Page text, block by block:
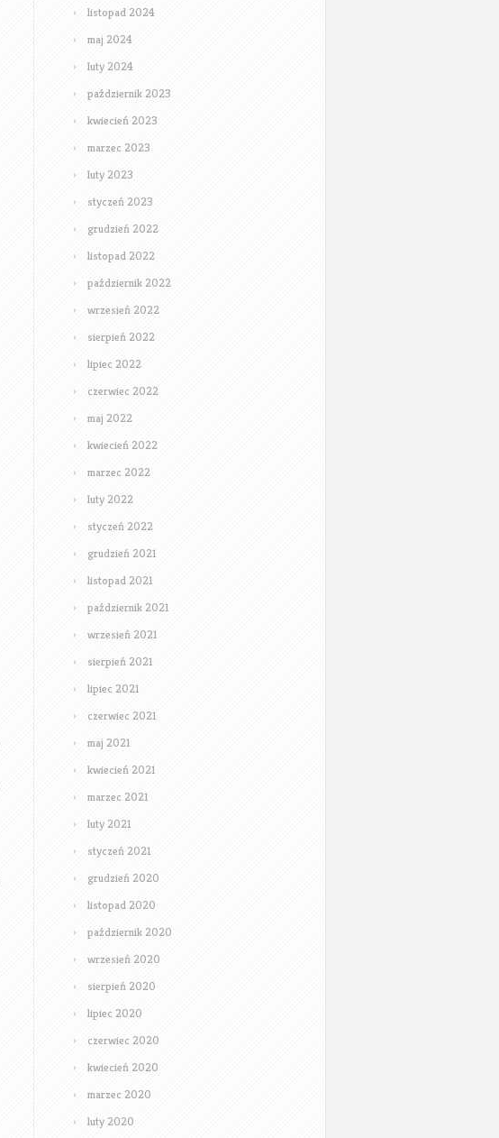
listopad 2024
maj 2024
luty 2024
październik 2023
kwiecień 2023
marzec 2023
luty 2023
styczeń 2023
grudzień 2022
listopad 2022
październik 2022
wrzesień 2022
sierpień 2022
lipiec 2022
czerwiec 2022
maj 2022
kwiecień 2022
marzec 2022
luty 2022
styczeń 2022
grudzień 2021
listopad 2021
październik 2021
wrzesień 2021
sierpień 2021
lipiec 2021
czerwiec 2021
maj 2021
kwiecień 2021
marzec 2021
luty 2021
styczeń 2021
grudzień 2020
listopad 2020
październik 2020
wrzesień 2020
sierpień 2020
lipiec 2020
czerwiec 2020
kwiecień 2020
marzec 2020
luty 2020